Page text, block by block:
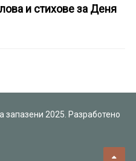
и стихове за Деня
запазени 2025. Разработено